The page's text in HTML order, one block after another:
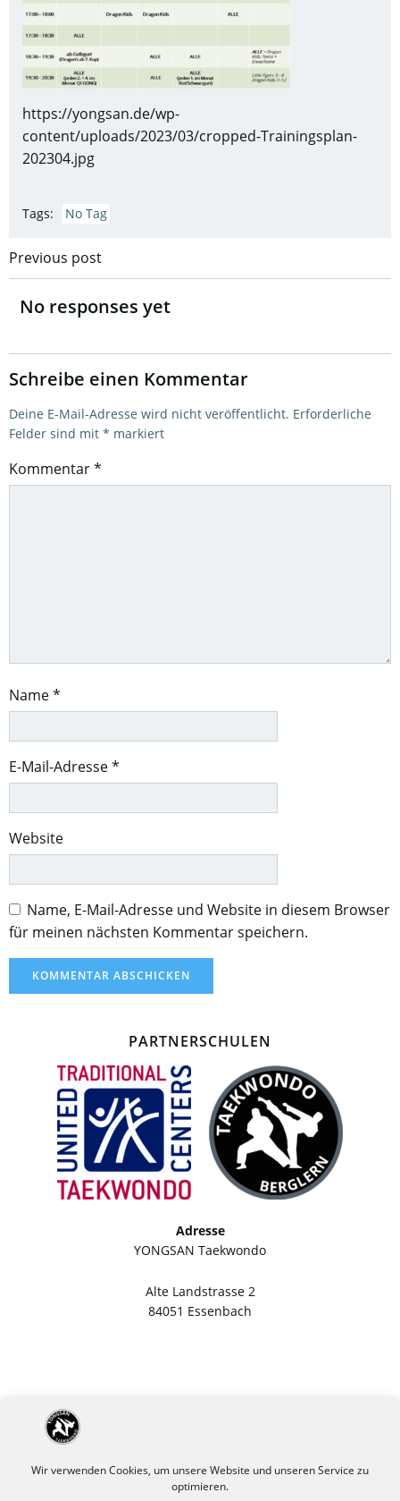
Wir verwenden Cookies, um unsere Website und unseren Service zu
optimieren.
https://yongsan.de/wp-
content/uploads/2023/03/cropped-Trainingsplan-
202304.jpg
Tags: No Tag
Post
navigation
Previous post
No responses yet
Schreibe einen Kommentar
Deine E-Mail-Adresse wird nicht veröffentlicht. Erforderliche
Felder sind mit * markiert
Kommentar*
Name*
E-Mail-Adresse*
Website
Name, E-Mail-Adresse und Website in diesem Browser
für meinen nächsten Kommentar speichern.
PARTNERSCHULEN
Adresse
YONGSAN Taekwondo
Alte Landstrasse 2
84051 Essenbach